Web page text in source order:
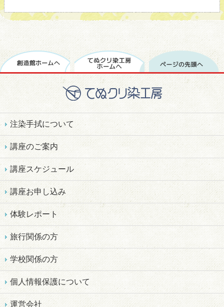
注染手拭について
講座のご案内
講座スケジュール
講座お申し込み
体験レポート
旅行関係の方
学校関係の方
個人情報保護について
運営会社